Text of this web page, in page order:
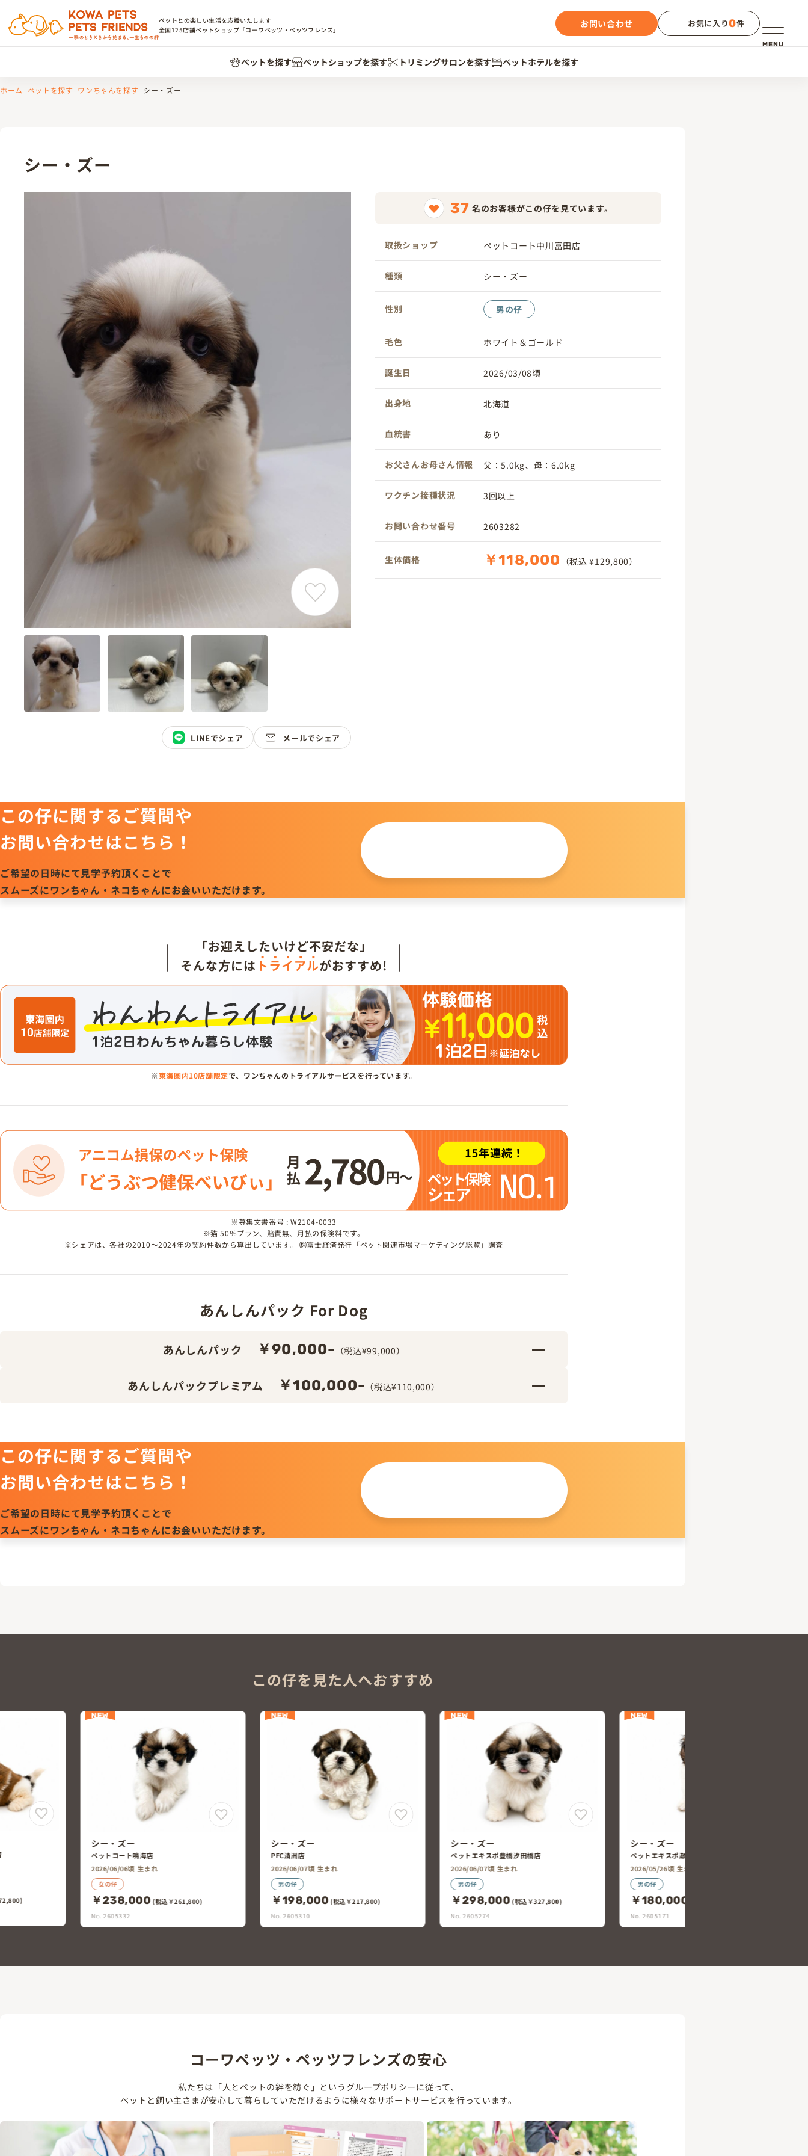
メニュー
MENU
ペットとの楽しい生活を応援いたします
全国125店舗ペットショップ「コーワペッツ・ペッツフレンズ」
お問い合わせ お気に入り0件
ペットを探す ペットショップを探す トリミングサロンを探す ペットホテルを探す
ホーム ペットを探す ワンちゃんを探す シー・ズー
シー・ズー
37 名のお客様がこの仔を見ています。
取扱ショップ ペットコート中川富田店
種類 シー・ズー
性別 男の仔
毛色 ホワイト＆ゴールド
誕生日 2026/03/08頃
出身地 北海道
血統書 あり
お父さんお母さん情報 父：5.0kg、母：6.0kg
ワクチン接種状況 3回以上
お問い合わせ番号 2603282
生体価格 ￥118,000 （税込 ¥129,800）
LINEでシェア メールでシェア
この仔に関するご質問や
お問い合わせはこちら！
ご希望の日時にて見学予約頂くことで
スムーズにワンちゃん・ネコちゃんにお会いいただけます。
「お迎えしたいけど不安だな」
そんな方には トライアルがおすすめ!
※東海圏内10店舗限定で、ワンちゃんのトライアルサービスを行っています。
※募集文書番号 : W2104-0033
※猫 50％プラン、賠責無、月払の保険料です。
※シェアは、各社の2010～2024年の契約件数から算出しています。 ㈱富士経済発行「ペット関連市場マーケティング総覧」調査
あんしんパック For Dog
あんしんパック ￥90,000- （税込¥99,000）
あんしんパックプレミアム ￥100,000- （税込¥110,000）
この仔に関するご質問や
お問い合わせはこちら！
ご希望の日時にて見学予約頂くことで
スムーズにワンちゃん・ネコちゃんにお会いいただけます。
この仔を見た人へおすすめ
NEW
シー・ズー
PFC清洲店
2026/06/07頃 生まれ
男の仔
￥198,000 (税込￥217,800)
No. 2605310
NEW
シー・ズー
ペットエキスポ豊橋汐田橋店
2026/06/07頃 生まれ
男の仔
￥298,000 (税込￥327,800)
No. 2605274
NEW
シー・ズー
ペットエキスポ瀬戸店
2026/05/26頃 生まれ
男の仔
￥180,000 (税込￥198,000)
No. 2605171
NEW
シー・ズー
ペットエキスポ豊橋汐田橋店
2026/05/30頃 生まれ
女の仔
￥248,000
No. 2605101
コーワペッツ・ペッツフレンズの安心
私たちは「人とペットの絆を紡ぐ」というグループポリシーに従って、
ペットと飼い主さまが安心して暮らしていただけるように様々なサポートサービスを行っています。